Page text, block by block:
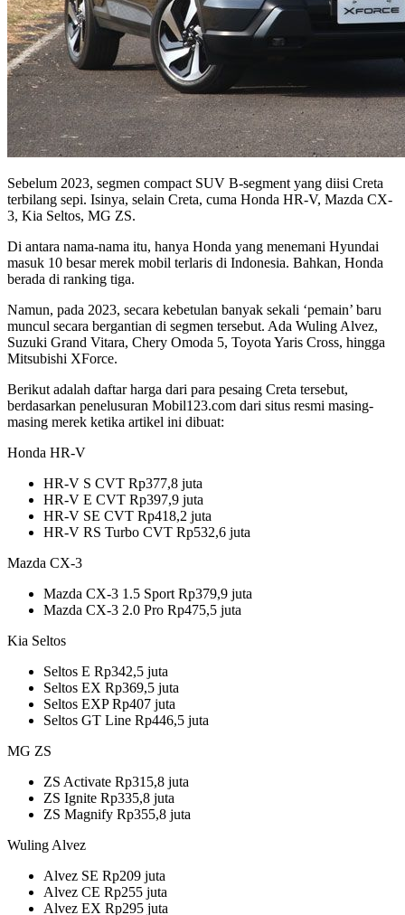
Sebelum 2023, segmen compact SUV B-segment yang diisi Creta
terbilang sepi. Isinya, selain Creta, cuma Honda HR-V, Mazda CX-
3, Kia Seltos, MG ZS.
Di antara nama-nama itu, hanya Honda yang menemani Hyundai
masuk 10 besar merek mobil terlaris di Indonesia. Bahkan, Honda
berada di ranking tiga.
Namun, pada 2023, secara kebetulan banyak sekali ‘pemain’ baru
muncul secara bergantian di segmen tersebut. Ada Wuling Alvez,
Suzuki Grand Vitara, Chery Omoda 5, Toyota Yaris Cross, hingga
Mitsubishi XForce.
Berikut adalah daftar harga dari para pesaing Creta tersebut,
berdasarkan penelusuran Mobil123.com dari situs resmi masing-
masing merek ketika artikel ini dibuat:
Honda HR-V
HR-V S CVT Rp377,8 juta
HR-V E CVT Rp397,9 juta
HR-V SE CVT Rp418,2 juta
HR-V RS Turbo CVT Rp532,6 juta
Mazda CX-3
Mazda CX-3 1.5 Sport Rp379,9 juta
Mazda CX-3 2.0 Pro Rp475,5 juta
Kia Seltos
Seltos E Rp342,5 juta
Seltos EX Rp369,5 juta
Seltos EXP Rp407 juta
Seltos GT Line Rp446,5 juta
MG ZS
ZS Activate Rp315,8 juta
ZS Ignite Rp335,8 juta
ZS Magnify Rp355,8 juta
Wuling Alvez
Alvez SE Rp209 juta
Alvez CE Rp255 juta
Alvez EX Rp295 juta